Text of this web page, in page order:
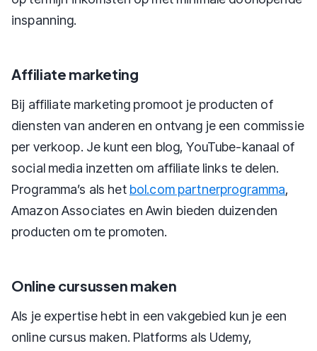
inspanning.
Affiliate marketing
Bij affiliate marketing promoot je producten of
diensten van anderen en ontvang je een commissie
per verkoop. Je kunt een blog, YouTube-kanaal of
social media inzetten om affiliate links te delen.
Programma’s als het bol.com partnerprogramma,
Amazon Associates en Awin bieden duizenden
producten om te promoten.
Online cursussen maken
Als je expertise hebt in een vakgebied kun je een
online cursus maken. Platforms als Udemy,